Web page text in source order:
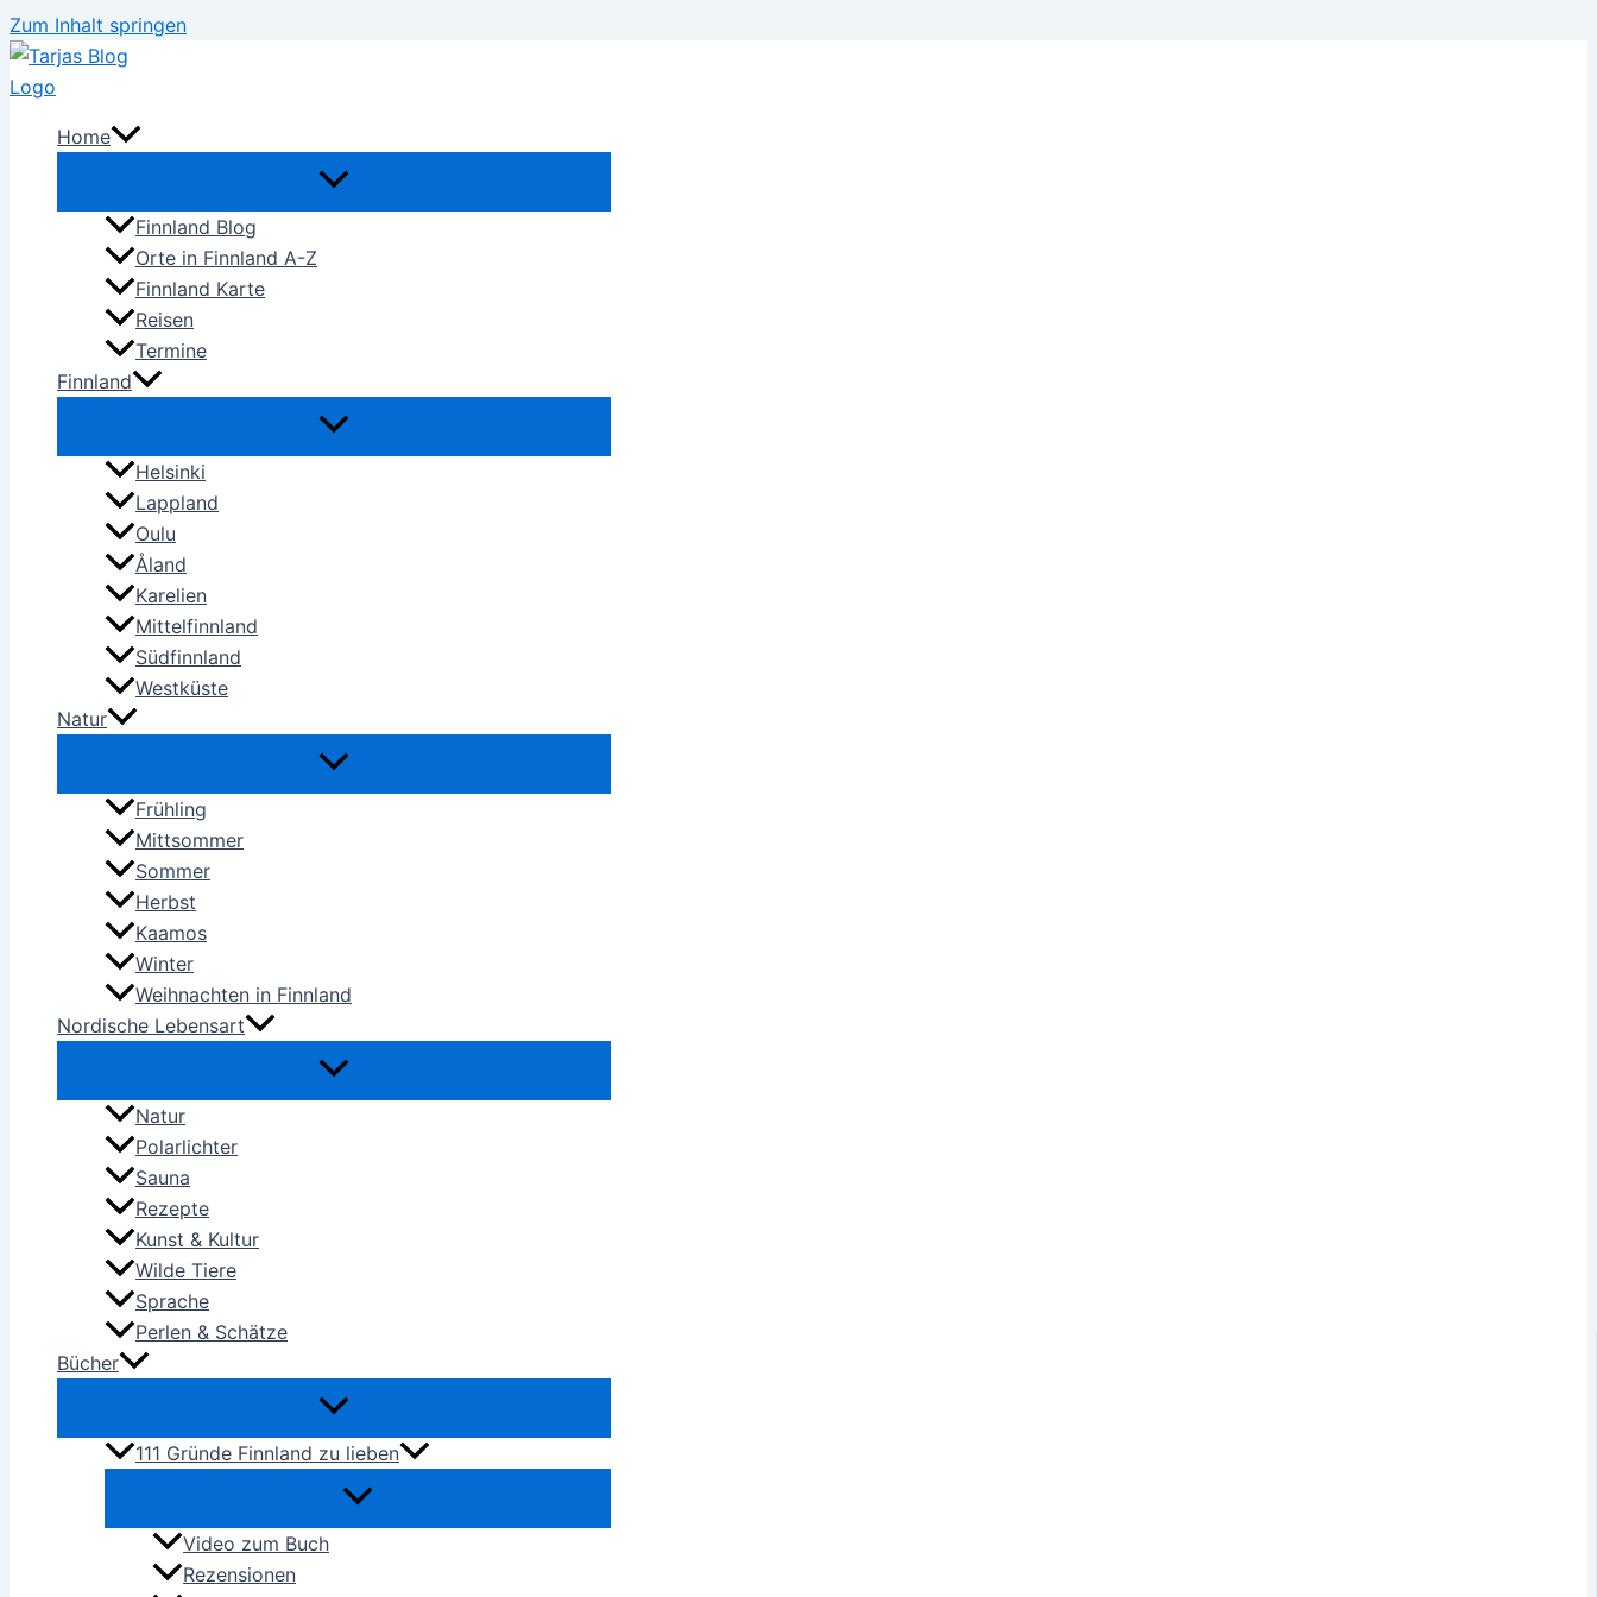
Zum Inhalt springen
Home
Finnland Blog
Orte in Finnland A-Z
Finnland Karte
Reisen
Termine
Finnland
Helsinki
Lappland
Oulu
Åland
Karelien
Mittelfinnland
Südfinnland
Westküste
Natur
Frühling
Mittsommer
Sommer
Herbst
Kaamos
Winter
Weihnachten in Finnland
Nordische Lebensart
Natur
Polarlichter
Sauna
Rezepte
Kunst & Kultur
Wilde Tiere
Sprache
Perlen & Schätze
Bücher
111 Gründe Finnland zu lieben
Video zum Buch
Rezensionen